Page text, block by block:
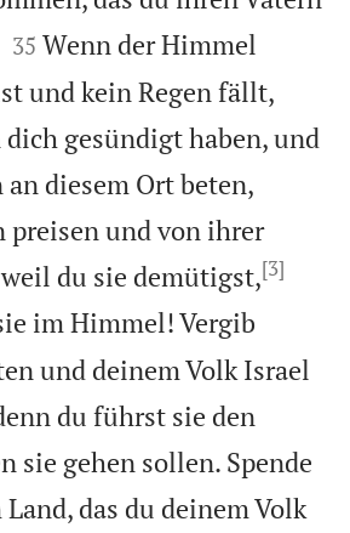


35 Wenn der Himmel
und kein Regen fällt,
gesündigt haben, und
diesem Ort beten,
preisen und von ihrer
du sie demütigst,[3]
im Himmel! Vergib
und deinem Volk Israel
du führst sie den
sie gehen sollen. Spende
das du deinem Volk